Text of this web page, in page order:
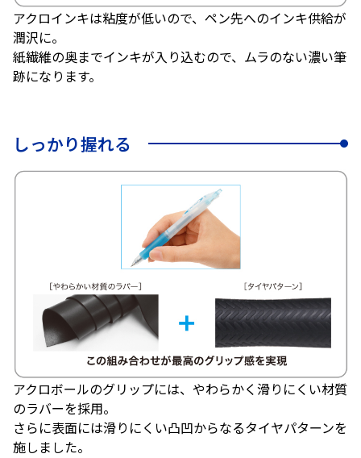
アクロインキは粘度が低いので、ペン先へのインキ供給が
潤沢に。
紙繊維の奥までインキが入り込むので、ムラのない濃い筆
跡になります。
しっかり握れる
アクロボールのグリップには、やわらかく滑りにくい材質
のラバーを採用。
さらに表面には滑りにくい凸凹からなるタイヤパターンを
施しました。